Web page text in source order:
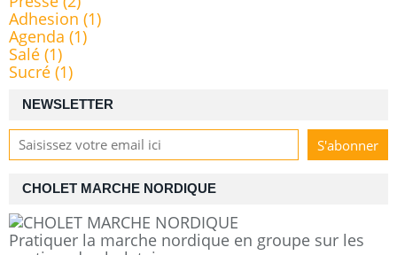
NEWSLETTER
CHOLET MARCHE NORDIQUE
Pratiquer la marche nordique en groupe sur les
Adhesion (1)
Agenda (1)
Salé (1)
Sucré (1)